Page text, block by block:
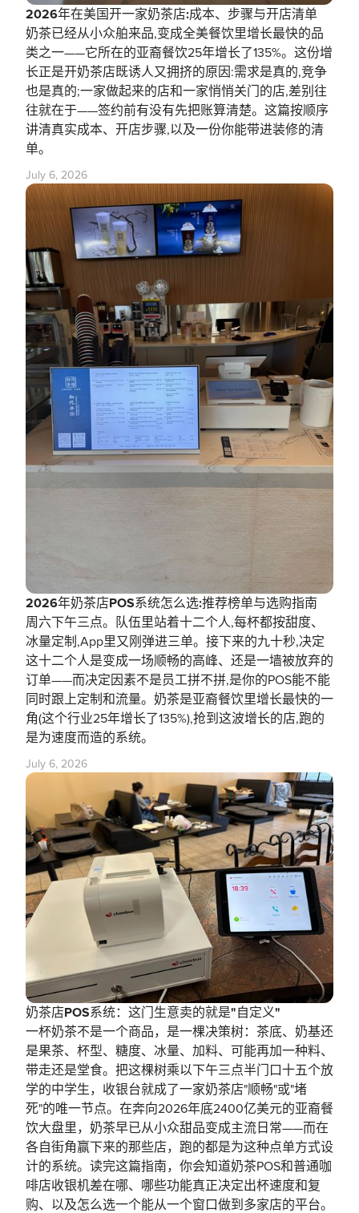
2026年在美国开一家奶茶店:成本、步骤与开店清单
奶茶已经从小众舶来品,变成全美餐饮里增长最快的品
类之一——它所在的亚裔餐饮25年增长了135%。这份增
长正是开奶茶店既诱人又拥挤的原因:需求是真的,竞争
也是真的;一家做起来的店和一家悄悄关门的店,差别往
往就在于——签约前有没有先把账算清楚。这篇按顺序
讲清真实成本、开店步骤,以及一份你能带进装修的清
单。
July 6, 2026
2026年奶茶店POS系统怎么选:推荐榜单与选购指南
周六下午三点。队伍里站着十二个人,每杯都按甜度、
冰量定制,App里又刚弹进三单。接下来的九十秒,决定
这十二个人是变成一场顺畅的高峰、还是一墙被放弃的
订单——而决定因素不是员工拼不拼,是你的POS能不能
同时跟上定制和流量。奶茶是亚裔餐饮里增长最快的一
角(这个行业25年增长了135%),抢到这波增长的店,跑的
是为速度而造的系统。
July 6, 2026
奶茶店POS系统：这门生意卖的就是"自定义"
一杯奶茶不是一个商品，是一棵决策树：茶底、奶基还
是果茶、杯型、糖度、冰量、加料、可能再加一种料、
带走还是堂食。把这棵树乘以下午三点半门口十五个放
学的中学生，收银台就成了一家奶茶店"顺畅"或"堵
死"的唯一节点。在奔向2026年底2400亿美元的亚裔餐
饮大盘里，奶茶早已从小众甜品变成主流日常——而在
各自街角赢下来的那些店，跑的都是为这种点单方式设
计的系统。读完这篇指南，你会知道奶茶POS和普通咖
啡店收银机差在哪、哪些功能真正决定出杯速度和复
购、以及怎么选一个能从一个窗口做到多家店的平台。